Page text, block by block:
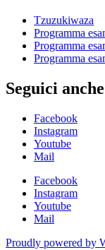
Tzuzukiwaza
Programma
Programma
Programma
Seguici
Facebook
Instagram
Youtube
Mail
Facebook
Instagram
Youtube
Mail
Proudly powered by